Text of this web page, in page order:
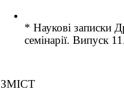
* Наукові записки
семінарії. Випуск
ЗМІСТ